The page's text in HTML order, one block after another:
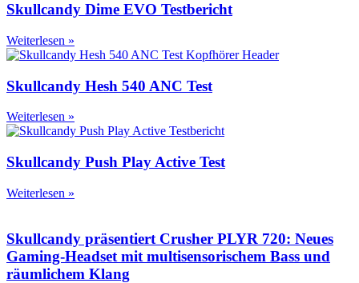
Skullcandy Dime EVO Testbericht
Weiterlesen »
Skullcandy Hesh 540 ANC Test
Weiterlesen »
Skullcandy Push Play Active Test
Weiterlesen »
Skullcandy präsentiert Crusher PLYR 720: Neues
Gaming-Headset mit multisensorischem Bass und
räumlichem Klang